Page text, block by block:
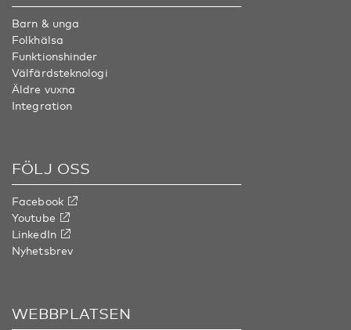
Barn & unga
Folkhälsa
Funktionshinder
Välfärdsteknologi
Äldre vuxna
Integration
FÖLJ OSS
Facebook
Youtube
LinkedIn
Nyhetsbrev
WEBBPLATSEN